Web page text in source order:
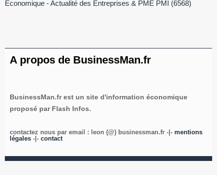
Economique - Actualité des Entreprises & PME PMI
(6568)
A propos de BusinessMan.fr
BusinessMan.fr est un site d'information économique
proposé par Flash Infos.
contactez nous par email : leon (@) businessman.fr -|- mentions
légales -|- contact